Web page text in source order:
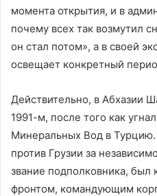
момента открытия, и в
почему всех так возмутил
он стал потом», а в своей
освещает конкретный
Действительно, в Абхазии
1991-м, после того как
Минеральных Вод в Турцию.
против Грузии за
звание подполковника,
фронтом, командующим